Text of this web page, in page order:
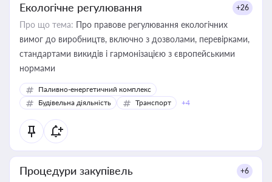
Екологічне регулювання +26
Про що тема: Про правове регулювання екологічних
вимог до виробництв, включно з дозволами, перевірками,
стандартами викидів і гармонізацією з європейськими
нормами
Паливно-енергетичний комплекс
Будівельна діяльність
Транспорт +4
Процедури закупівель +6